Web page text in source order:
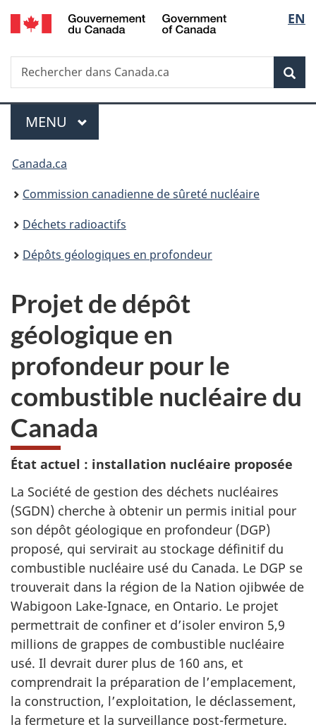
Passer
au
principal
de
la
EN
Recherche
Rechercher
dans
Menu
MENU PRINCIPAL
Vous
êtes
ici
Canada.ca
Commission canadienne de sûreté nucléaire
Déchets radioactifs
Dépôts géologiques en profondeur
Projet de dépôt
géologique en
profondeur pour le
combustible nucléaire du
Canada
État actuel : installation nucléaire proposée
La Société de gestion des déchets nucléaires
(SGDN) cherche à obtenir un permis initial pour
son dépôt géologique en profondeur (DGP)
proposé, qui servirait au stockage définitif du
combustible nucléaire usé du Canada. Le DGP se
trouverait dans la région de la Nation ojibwée de
Wabigoon Lake-Ignace, en Ontario. Le projet
permettrait de confiner et d’isoler environ 5,9
millions de grappes de combustible nucléaire
usé. Il devrait durer plus de 160 ans, et
comprendrait la préparation de l’emplacement,
la construction, l’exploitation, le déclassement,
la fermeture et la surveillance post-fermeture.